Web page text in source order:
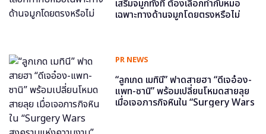
เสริมจมูกทั้งที ต้องเลือกทำกับหมอ
เฉพาะทางด้านจมูกโดยตรงหรือไม่
PR NEWS
“ลูกเกด เมทินี” ฟาดสายฮา “ดีเจอ๋อง-
แพท-ซานิ” พร้อมเปลี่ยนโหมดสายลุย
เมื่อเจอภารกิจหินใน “Surgery Wars